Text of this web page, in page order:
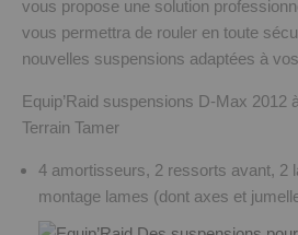
vous propose une solution
vous permettra de rouler en toute
nouvelles suspensions adaptées à
Equip’Raid suspensions D-Max 2012
Terrain Tamer
4 amortisseurs, 2 ressorts avant, 2
montage lames (dont axes et